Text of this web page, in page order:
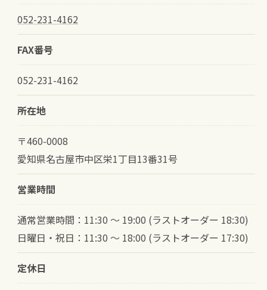
052-231-4162
FAX番号
052-231-4162
所在地
〒460-0008
愛知県名古屋市中区栄1丁目13番31号
営業時間
通常営業時間：11:30 〜 19:00 (ラストオーダー 18:30)
日曜日・祝日：11:30 〜 18:00 (ラストオーダー 17:30)
定休日